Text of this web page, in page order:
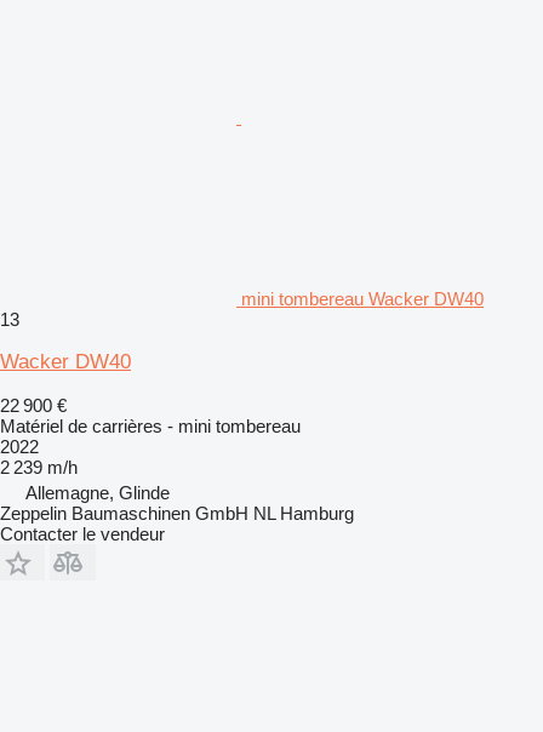
mini tombereau Wacker DW40
13
Wacker DW40
22 900 €
Matériel de carrières - mini tombereau
2022
2 239 m/h
Allemagne, Glinde
Zeppelin Baumaschinen GmbH NL Hamburg
Contacter le vendeur